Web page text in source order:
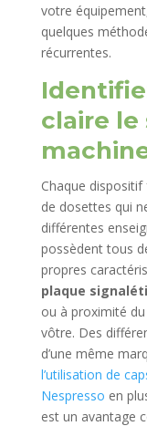
votre
quelques
récurrentes.
claire
Chaque
de dosettes qui
différentes
possèdent tous
propres
plaque
ou à proximité
vôtre. Des
d’une même
l’utilisation de
Nespresso en
est un avantage